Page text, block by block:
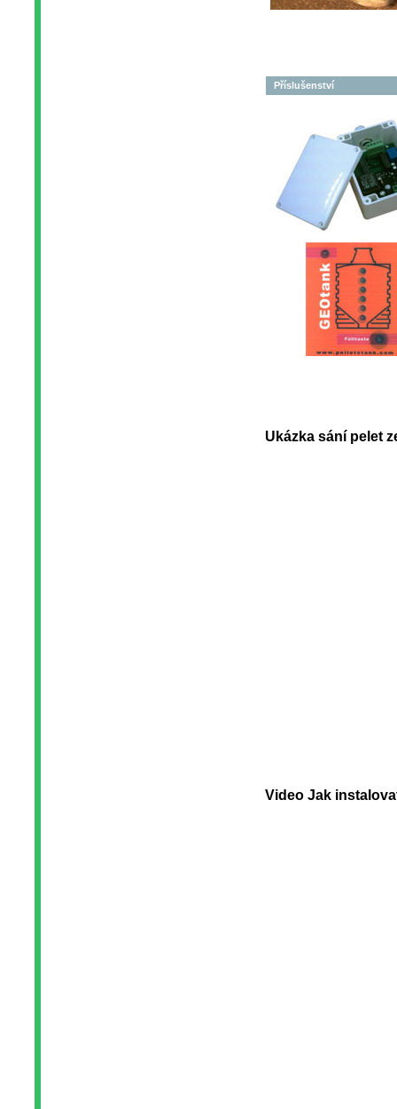
Příslušenství
Ukázka sání pelet
Video Jak